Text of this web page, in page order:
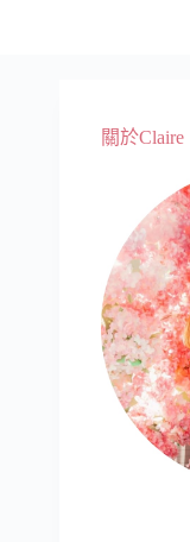
關於Claire